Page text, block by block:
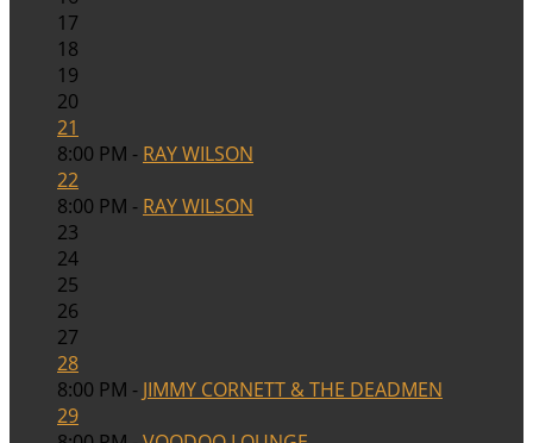
17
18
19
20
21
8:00 PM - RAY WILSON
22
8:00 PM - RAY WILSON
23
24
25
26
27
28
8:00 PM - JIMMY CORNETT & THE DEADMEN
29